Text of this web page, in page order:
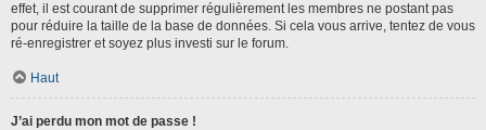
effet, il est courant de supprimer régulièrement les membres ne postant pas
pour réduire la taille de la base de données. Si cela vous arrive, tentez de vous
ré-enregistrer et soyez plus investi sur le forum.
Haut
J’ai perdu mon mot de passe !